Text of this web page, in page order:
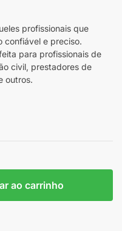
profissionais que
confiável e preciso.
para profissionais de
civil, prestadores de
outros.
ao carrinho